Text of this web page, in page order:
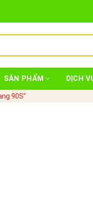
SẢN PHẨM DỊCH
90S”